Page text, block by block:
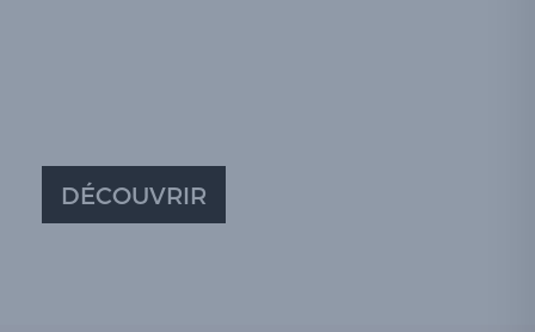
DÉCOUVRIR